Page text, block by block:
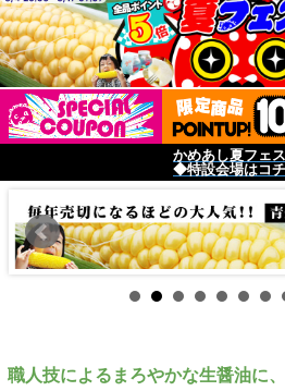
かめあし夏フェ
◆特設会場はコ
職人技によるまろやかな生醤油に